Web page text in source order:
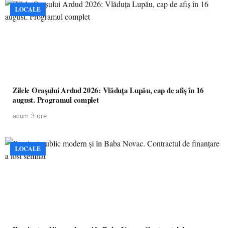
LOCALE
Zilele Orașului Ardud 2026: Vlăduța Lupău, cap de afiș în 16
august. Programul complet
acum 3 ore
LOCALE